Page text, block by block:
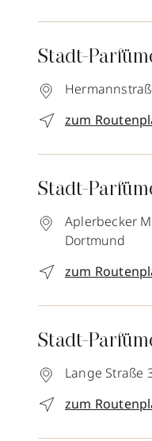
Stadt-
zum
Stadt-
Aplerbecker
Dortmund
zum
Stadt-
Lange Straße
zum